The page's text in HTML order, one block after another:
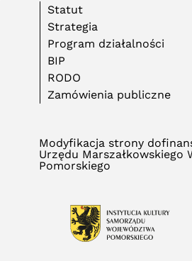
Statut
Strategia
Program działalności
BIP
RODO
Zamówienia publiczne
Modyfikacja strony
Urzędu Marszałkowskiego
Pomorskiego